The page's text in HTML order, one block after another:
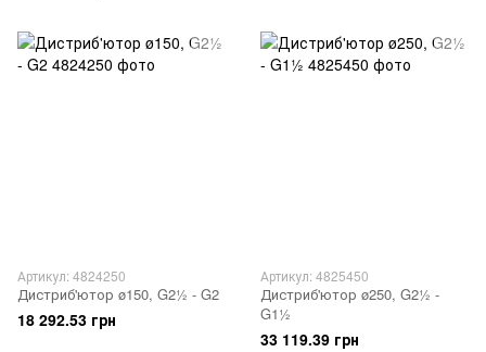
Артикул: 4824250
Дистриб'ютор ø150, G2½ - G2
18 292.53 грн
Артикул: 4825450
Дистриб'ютор ø250, G2½ -
G1½
33 119.39 грн